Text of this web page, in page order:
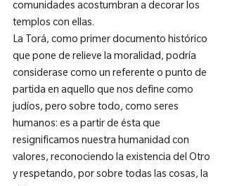
comunidades acostumbran a decorar los
templos con ellas.
La Torá, como primer documento histórico
que pone de relieve la moralidad, podría
considerase como un referente o punto de
partida en aquello que nos define como
judíos, pero sobre todo, como seres
humanos: es a partir de ésta que
resignificamos nuestra humanidad con
valores, reconociendo la existencia del Otro
y respetando, por sobre todas las cosas, la